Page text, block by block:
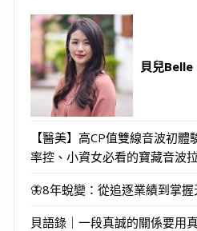
貝兒Belle
【醫美】高CP值雙線音波初
率控、小資女必看的寶藏音波
🦋8年蛻變：從追逐業績到掌握
貝語錄｜一段真誠的關係要用